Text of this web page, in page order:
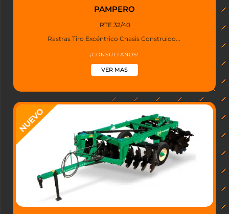
PAMPERO
RTE 32/40
Rastras Tiro Excéntrico Chasis Construido...
¡CONSULTANOS!
VER MAS